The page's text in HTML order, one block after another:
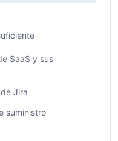
SaaS y sus
Jira
suministro